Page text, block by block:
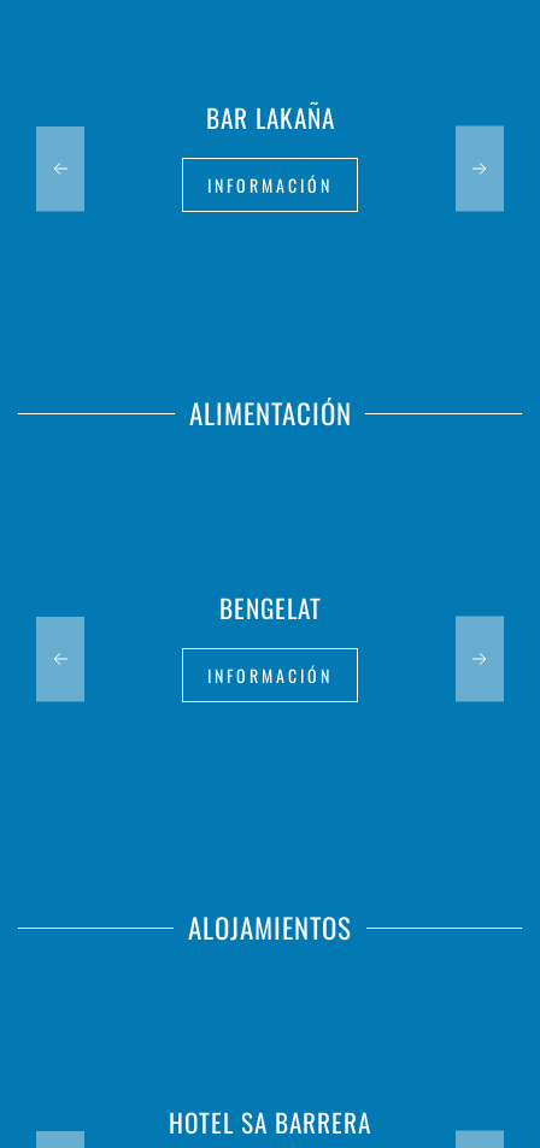
BAR LAKAÑA
INFORMACIÓN
ALIMENTACIÓN
BENGELAT
INFORMACIÓN
ALOJAMIENTOS
HOTEL SA BARRERA